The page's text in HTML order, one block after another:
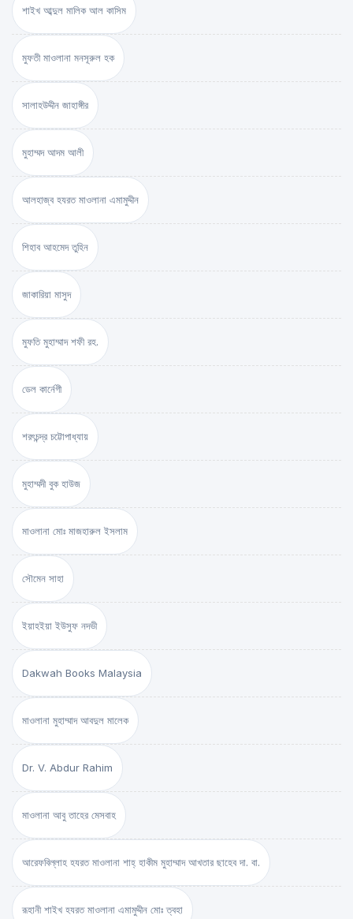
শাইখ আব্দুল মালিক আল কাসিম
মুফতী মাওলানা মনসূরুল হক
সালাহউদ্দীন জাহাঙ্গীর
মুহাম্মদ আদম আলী
আলহাজ্ব হযরত মাওলানা এমামুদ্দীন
শিহাব আহমেদ তুহিন
জাকারিয়া মাসুদ
মুফতি মুহাম্মাদ শফী রহ.
ডেল কার্নেগী
শরৎচন্দ্র চট্টোপাধ্যায়
মুহাম্মদী বুক হাউজ
মাওলানা মোঃ মাজহারুল ইসলাম
সৌমেন সাহা
ইয়াহইয়া ইউসুফ নদভী
Dakwah Books Malaysia
মাওলানা মুহাম্মাদ আবদুল মালেক
Dr. V. Abdur Rahim
মাওলানা আবু তাহের মেসবাহ
আরেফবিল্লাহ হযরত মাওলানা শাহ্ হাকীম মুহাম্মাদ আখতার ছাহেব দা. বা.
রূহানী শাইখ হযরত মাওলানা এমামুদ্দীন মোঃ ত্বহা